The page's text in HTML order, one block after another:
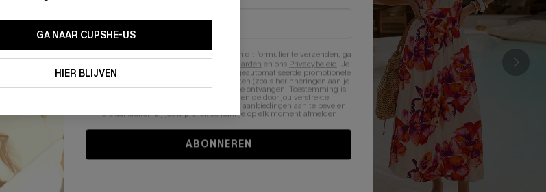
GA NAAR CUPSHE-US
HIER BLIJVEN
Door je contactgegevens in te vullen en dit formulier te verzenden, ga
Algemene Voorwaarden en ons Privacybeleid. Je
stemt er tevens mee in om herhaalde geautomatiseerde promotionele
en gepersonaliseerde marketingberichten (zoals herinneringen aan je
winkelwagen) en e-mails van Cupshe te ontvangen. Toestemming is
niet vereist voor een aankoop. We kunnen de door jou verstrekte
informatie gebruiken om producten en aanbiedingen aan te bevelen
die aansluiten bij jouw profiel. Je kunt je op elk moment afmelden.
ABONNEREN